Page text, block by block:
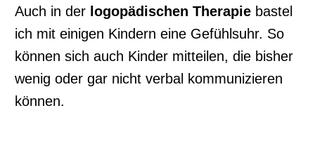
Auch in der logopädischen Therapiebastel
ich mit einigen Kindern eine Gefühlsuhr. So
können sich auch Kinder mitteilen, die bisher
wenig oder gar nicht verbal kommunizieren
können.